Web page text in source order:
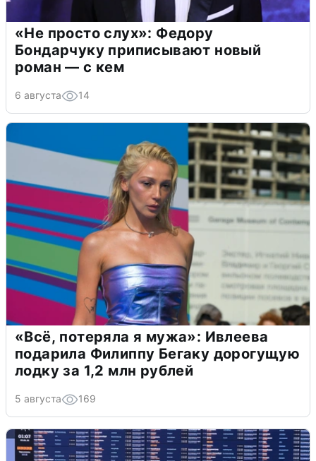
«Не просто слух»: Федору
Бондарчуку приписывают новый
роман — с кем
6 августа 14
«Всё, потеряла я мужа»: Ивлеева
подарила Филиппу Бегаку дорогущую
лодку за 1,2 млн рублей
5 августа 169